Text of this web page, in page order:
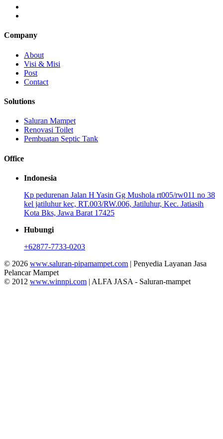
Company
About
Visi & Misi
Post
Contact
Solutions
Saluran Mampet
Renovasi Toilet
Pembuatan Septic Tank
Office
Indonesia
Kp pedurenan Jalan H Yasin Gg Mushola rt005/rw011 no 38
kel jatiluhur kec, RT.003/RW.006, Jatiluhur, Kec. Jatiasih
Kota Bks, Jawa Barat 17425
Hubungi
+62877-7733-0203
© 2026 www.saluran-pipamampet.com | Penyedia Layanan Jasa
Pelancar Mampet
© 2012 www.winnpi.com | ALFA JASA - Saluran-mampet